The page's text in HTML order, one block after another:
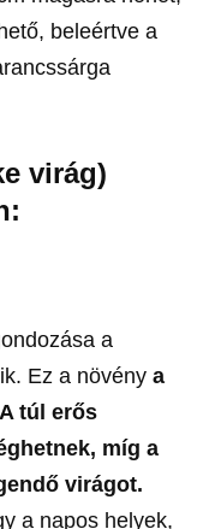
beleértve a
virág)
a
Ez a növény a
A túl erős
míg a
virágot.
a napos helyek,